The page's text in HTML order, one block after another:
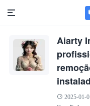
Aiarty
2025-01-